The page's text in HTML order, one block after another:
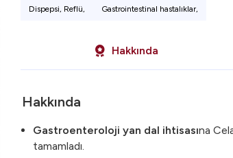
Dispepsi, Reflü, Gastrointestinal hastalıklar,
Hakkında
Hakkında
Gastroenteroloji yan dal ihtisasına
tamamladı.